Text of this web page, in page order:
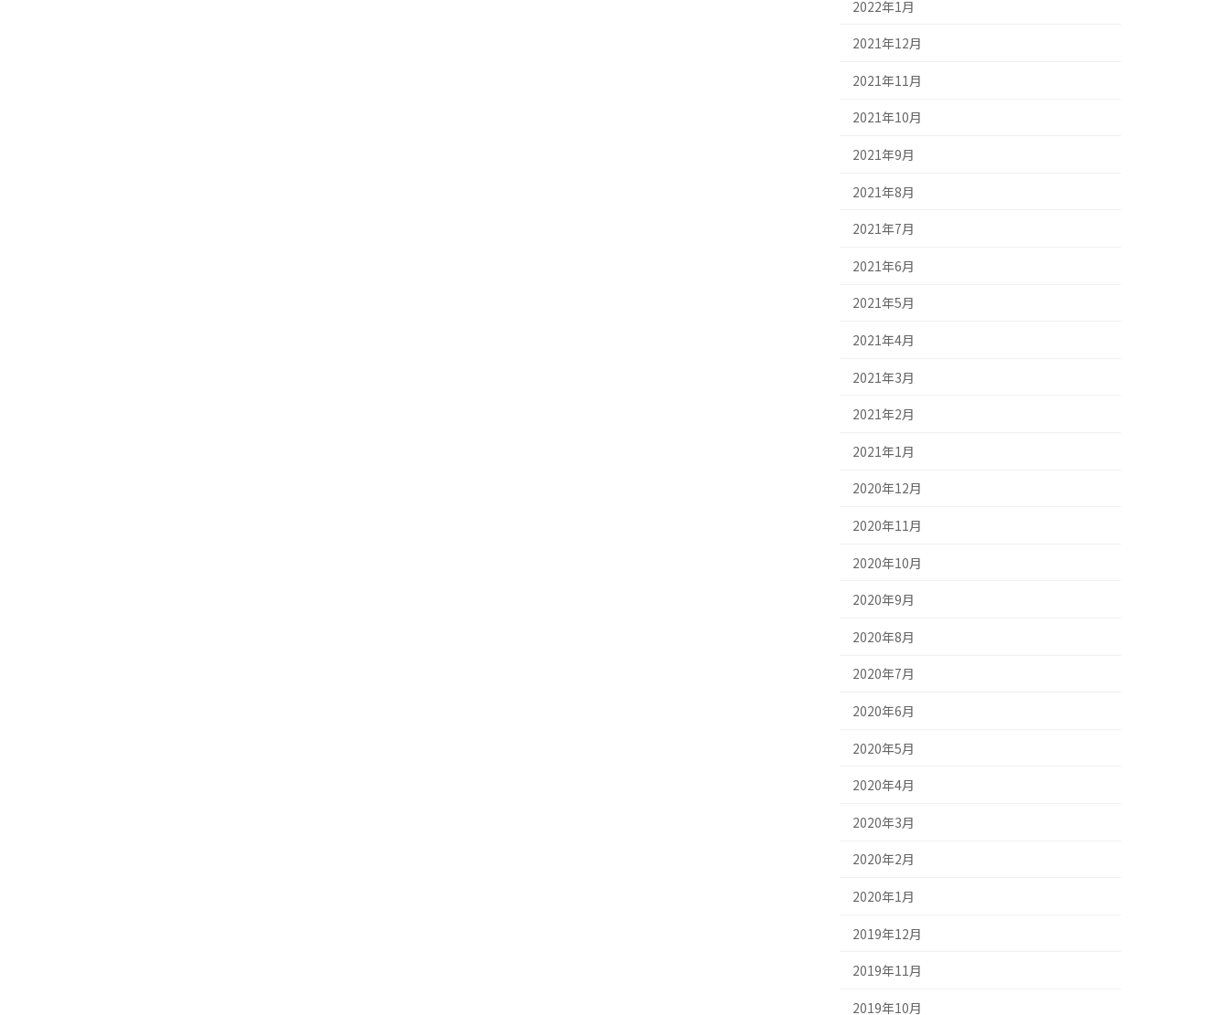
2022年1月
2021年12月
2021年11月
2021年10月
2021年9月
2021年8月
2021年7月
2021年6月
2021年5月
2021年4月
2021年3月
2021年2月
2021年1月
2020年12月
2020年11月
2020年10月
2020年9月
2020年8月
2020年7月
2020年6月
2020年5月
2020年4月
2020年3月
2020年2月
2020年1月
2019年12月
2019年11月
2019年10月